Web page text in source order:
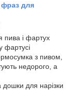
фраз для
пива і фартух
фартусі
з пивом,
недорого, а
для нарізки